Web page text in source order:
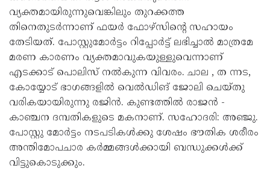
വ്യക്തമായിരുന്നുവെങ്കിലും തുറക്കത്ത
തിനെതുടർന്നാണ് ഫയർ ഫോഴ്സിൻ്റെ സഹായം
തേടിയത്. പോസ്റ്റുമോർട്ടം റിപ്പോർട്ട് ലഭിച്ചാൽ മാത്രമേ
മരണ കാരണം വ്യക്തമാവുകയുള്ളുവെന്നാണ്
എടക്കാട് പൊലിസ് നൽകുന്ന വിവരം. ചാല , ത ന്നട,
കോയ്യോട് ഭാഗങ്ങളിൽ വെൽഡിങ് ജോലി ചെയ്തു
വരികയായിരുന്നു രജിൻ. കുണ്ടത്തിൽ രാജൻ -
കാഞ്ചന ദമ്പതികളുടെ മകനാണ്. സഹോദരി: അഞ്ജു.
പോസ്റ്റു മോർട്ടം നടപടികൾക്കു ശേഷം ഭൗതിക ശരീരം
അന്തിമോപചാര കർമ്മങ്ങൾക്കായി ബന്ധുക്കൾക്ക്
വിട്ടുകൊടുക്കും.